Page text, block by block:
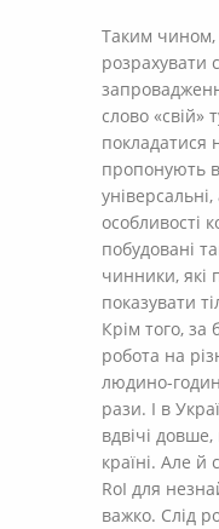
Таким чином,
розрахувати
слово «свій»
покладатися
пропонують
особливості
побудовані
чинники, які
показувати
Крім того, за
робота на
людино-
рази. І в
вдвічі довше,
країні. Але й
RoI для
важко. Слід